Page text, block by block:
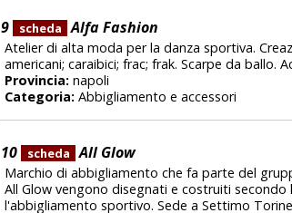
9 scheda Alfa Fashion
Atelier di alta moda per la danza sportiva.
americani; caraibici; frac; frak. Scarpe da ballo.
Provincia: napoli
Categoria: Abbigliamento e accessori
10 scheda All Glow
Marchio di abbigliamento che fa parte del
All Glow vengono disegnati e costruiti
l'abbigliamento sportivo. Sede a Settimo